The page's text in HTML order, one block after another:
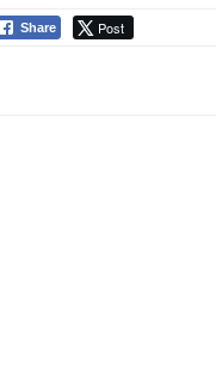
Share Post